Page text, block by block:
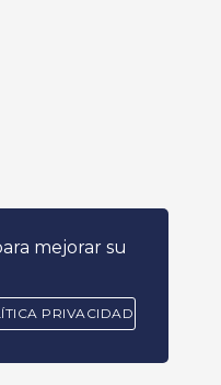
mejorar su
PRIVACIDAD